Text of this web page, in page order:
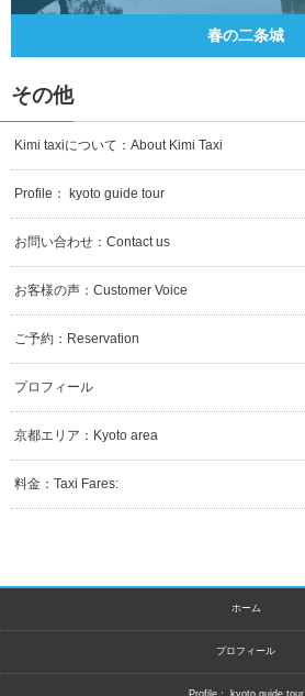
春の二条城
その他
Kimi taxiについて：About Kimi Taxi
Profile： kyoto guide tour
お問い合わせ：Contact us
お客様の声：Customer Voice
ご予約：Reservation
プロフィール
京都エリア：Kyoto area
料金：Taxi Fares:
ホーム
プロフィール